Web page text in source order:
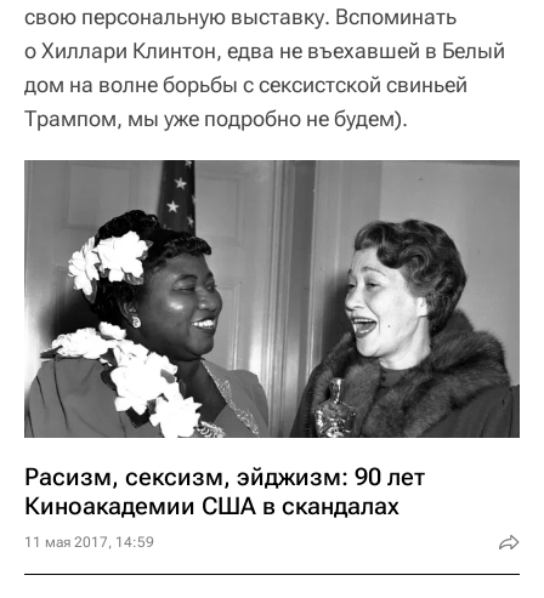
свою персональную выставку. Вспоминать
о Хиллари Клинтон, едва не въехавшей в Белый
дом на волне борьбы с сексистской свиньей
Трампом, мы уже подробно не будем).
Расизм, сексизм, эйджизм: 90 лет
Киноакадемии США в скандалах
11 мая 2017, 14:59